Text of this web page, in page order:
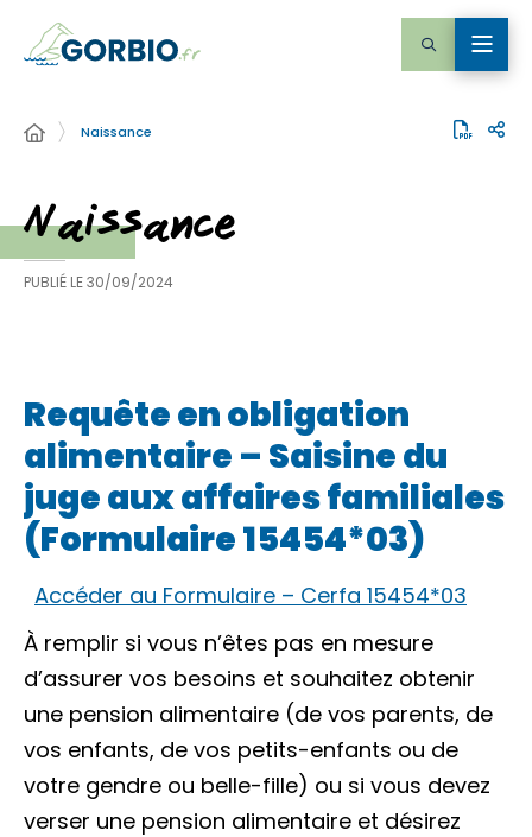
Naissance
Naissance
PUBLIÉ LE30/09/2024
Requête en obligation
alimentaire – Saisine du
juge aux affaires familiales
(Formulaire 15454*03)
Accéder au Formulaire – Cerfa 15454*03
À remplir si vous n’êtes pas en mesure
d’assurer vos besoins et souhaitez obtenir
une pension alimentaire (de vos parents, de
vos enfants, de vos petits-enfants ou de
votre gendre ou belle-fille) ou si vous devez
verser une pension alimentaire et désirez